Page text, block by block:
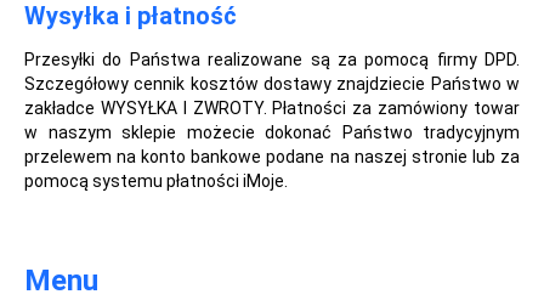
Wysyłka i płatność
Przesyłki do Państwa realizowane są za pomocą firmy DPD.
Szczegółowy cennik kosztów dostawy znajdziecie Państwo w
zakładce WYSYŁKA I ZWROTY. Płatności za zamówiony towar
w naszym sklepie możecie dokonać Państwo tradycyjnym
przelewem na konto bankowe podane na naszej stronie lub za
pomocą systemu płatności iMoje.
Menu